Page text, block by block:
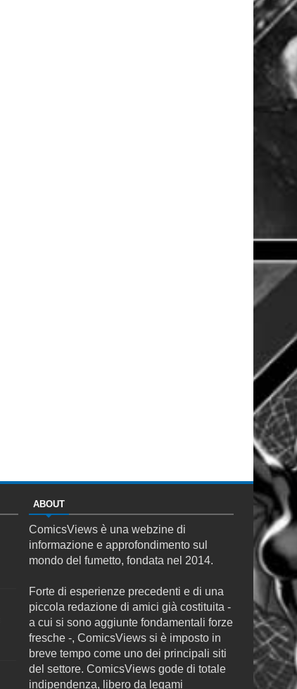
ABOUT
ComicsViews è una webzine di
informazione e approfondimento sul
mondo del fumetto, fondata nel 2014.
Forte di esperienze precedenti e di una
piccola redazione di amici già costituita -
a cui si sono aggiunte fondamentali forze
fresche -, ComicsViews si è imposto in
breve tempo come uno dei principali siti
del settore. ComicsViews gode di totale
indipendenza, libero da legami